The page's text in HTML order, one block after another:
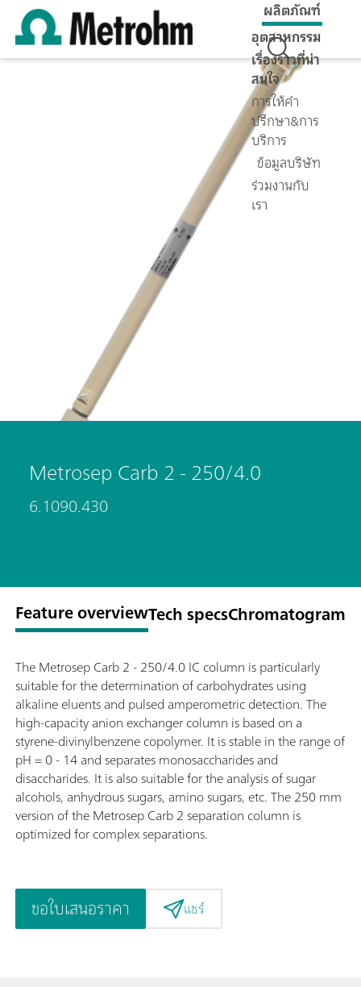
ผลิตภัณฑ์
อุตสาหกรรม
เรื่องราวที่น่า
สนใจ
การให้คำ
ปรึกษา&การ
บริการ
ข้อมูลบริษัท
ร่วมงานกับ
เรา
Metrosep Carb 2 - 250/4.0
6.1090.430
Feature overviewTech specsChromatogram
The Metrosep Carb 2 - 250/4.0 IC column is particularly
suitable for the determination of carbohydrates using
alkaline eluents and pulsed amperometric detection. The
high-capacity anion exchanger column is based on a
styrene-divinylbenzene copolymer. It is stable in the range of
pH = 0 - 14 and separates monosaccharides and
disaccharides. It is also suitable for the analysis of sugar
alcohols, anhydrous sugars, amino sugars, etc. The 250 mm
version of the Metrosep Carb 2 separation column is
optimized for complex separations.
ขอใบเสนอราคา แชร์